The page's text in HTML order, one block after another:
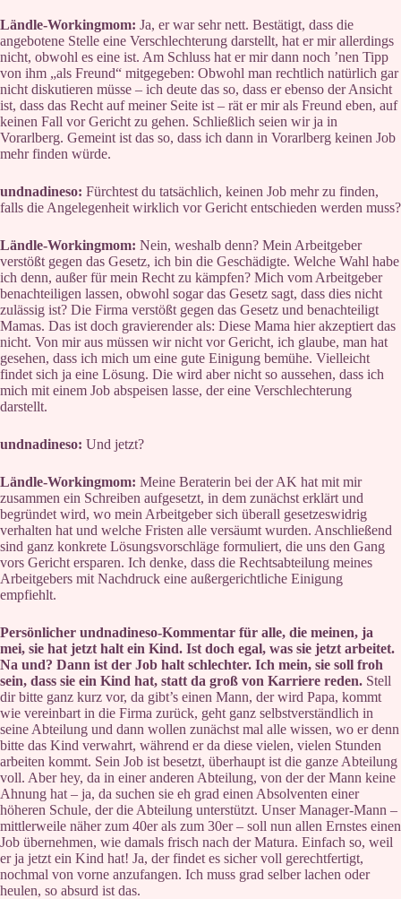
Ländle-Workingmom: Ja, er war sehr nett. Bestätigt, dass die
angebotene Stelle eine Verschlechterung darstellt, hat er mir allerdings
nicht, obwohl es eine ist. Am Schluss hat er mir dann noch ’nen Tipp
von ihm „als Freund“ mitgegeben: Obwohl man rechtlich natürlich gar
nicht diskutieren müsse – ich deute das so, dass er ebenso der Ansicht
ist, dass das Recht auf meiner Seite ist – rät er mir als Freund eben, auf
keinen Fall vor Gericht zu gehen. Schließlich seien wir ja in
Vorarlberg. Gemeint ist das so, dass ich dann in Vorarlberg keinen Job
mehr finden würde.
undnadineso: Fürchtest du tatsächlich, keinen Job mehr zu finden,
falls die Angelegenheit wirklich vor Gericht entschieden werden muss?
Ländle-Workingmom: Nein, weshalb denn? Mein Arbeitgeber
verstößt gegen das Gesetz, ich bin die Geschädigte. Welche Wahl habe
ich denn, außer für mein Recht zu kämpfen? Mich vom Arbeitgeber
benachteiligen lassen, obwohl sogar das Gesetz sagt, dass dies nicht
zulässig ist? Die Firma verstößt gegen das Gesetz und benachteiligt
Mamas. Das ist doch gravierender als: Diese Mama hier akzeptiert das
nicht. Von mir aus müssen wir nicht vor Gericht, ich glaube, man hat
gesehen, dass ich mich um eine gute Einigung bemühe. Vielleicht
findet sich ja eine Lösung. Die wird aber nicht so aussehen, dass ich
mich mit einem Job abspeisen lasse, der eine Verschlechterung
darstellt.
undnadineso: Und jetzt?
Ländle-Workingmom: Meine Beraterin bei der AK hat mit mir
zusammen ein Schreiben aufgesetzt, in dem zunächst erklärt und
begründet wird, wo mein Arbeitgeber sich überall gesetzeswidrig
verhalten hat und welche Fristen alle versäumt wurden. Anschließend
sind ganz konkrete Lösungsvorschläge formuliert, die uns den Gang
vors Gericht ersparen. Ich denke, dass die Rechtsabteilung meines
Arbeitgebers mit Nachdruck eine außergerichtliche Einigung
empfiehlt.
Persönlicher undnadineso-Kommentar für alle, die meinen, ja
mei, sie hat jetzt halt ein Kind. Ist doch egal, was sie jetzt arbeitet.
Na und? Dann ist der Job halt schlechter. Ich mein, sie soll froh
sein, dass sie ein Kind hat, statt da groß von Karriere reden. Stell
dir bitte ganz kurz vor, da gibt’s einen Mann, der wird Papa, kommt
wie vereinbart in die Firma zurück, geht ganz selbstverständlich in
seine Abteilung und dann wollen zunächst mal alle wissen, wo er denn
bitte das Kind verwahrt, während er da diese vielen, vielen Stunden
arbeiten kommt. Sein Job ist besetzt, überhaupt ist die ganze Abteilung
voll. Aber hey, da in einer anderen Abteilung, von der der Mann keine
Ahnung hat – ja, da suchen sie eh grad einen Absolventen einer
höheren Schule, der die Abteilung unterstützt. Unser Manager-Mann –
mittlerweile näher zum 40er als zum 30er – soll nun allen Ernstes einen
Job übernehmen, wie damals frisch nach der Matura. Einfach so, weil
er ja jetzt ein Kind hat! Ja, der findet es sicher voll gerechtfertigt,
nochmal von vorne anzufangen. Ich muss grad selber lachen oder
heulen, so absurd ist das.